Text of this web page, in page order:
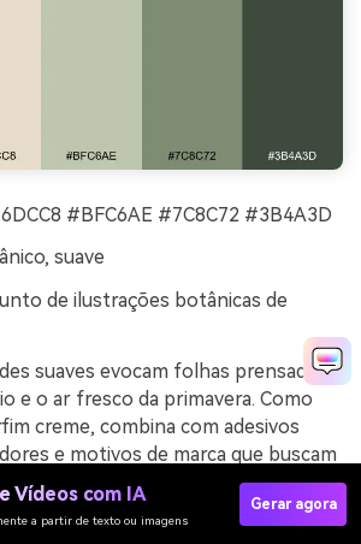
#BFC6AE #7C8C72 #3B4A3D
suave
de ilustrações botânicas de
suaves evocam folhas prensadas,
e o ar fresco da primavera. Como
creme, combina com adesivos
e motivos de marca que buscam
tranquilo. Combine com texturas de
mínimos em verde floresta escuro
Vídeos com IA
a partir de texto ou imagens
Gerar agora